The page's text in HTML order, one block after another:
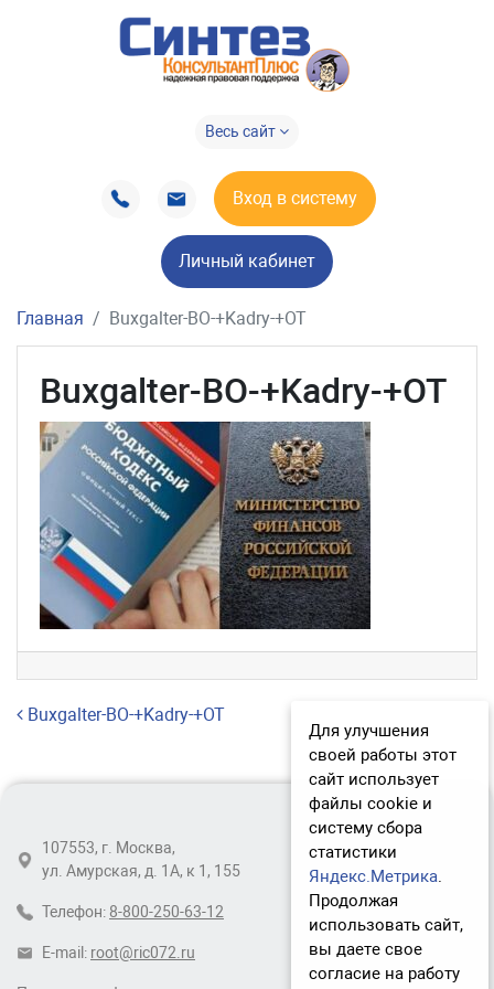
Весь сайт
Вход в систему
Личный кабинет
Главная Buxgalter-BO-+Kadry-+OT
Buxgalter-BO-+Kadry-+OT
Навигация по записям
Buxgalter-BO-+Kadry-+OT
107553, г. Москва,
ул. Амурская, д. 1А, к 1, 155
Телефон: 8-800-250-63-12
E-mail: root@ric072.ru
Для улучшения
своей работы этот
сайт использует
файлы cookie и
систему сбора
статистики
Яндекс.Метрика.
Продолжая
использовать сайт,
вы даете свое
согласие на работу